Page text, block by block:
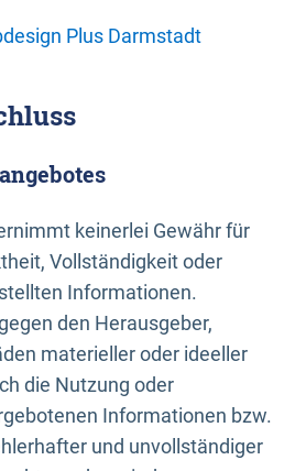
Plus Darmstadt
keinerlei Gewähr für
Vollständigkeit oder
Informationen.
den Herausgeber,
materieller oder ideeller
die Nutzung oder
Informationen bzw.
und unvollständiger